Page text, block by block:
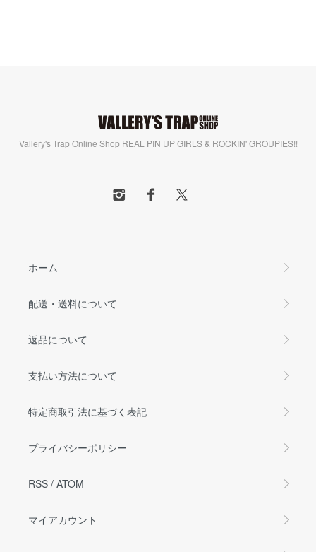
Vallery's Trap Online Shop REAL PIN UP GIRLS & ROCKIN' GROUPIES!!
ホーム
配送・送料について
返品について
支払い方法について
特定商取引法に基づく表記
プライバシーポリシー
RSS / ATOM
マイアカウント